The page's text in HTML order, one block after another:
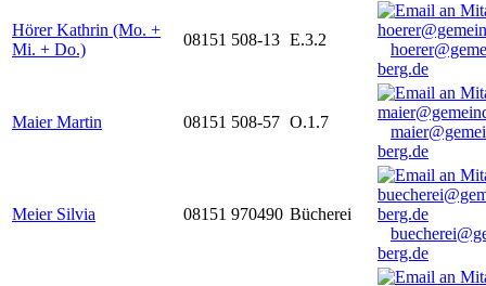
Hörer Kathrin (Mo. +
Mi. + Do.)
08151 508-13 E.3.2
berg.de
Maier Martin 08151 508-57 O.1.7
berg.de
Meier Silvia 08151 970490 Bücherei
berg.de